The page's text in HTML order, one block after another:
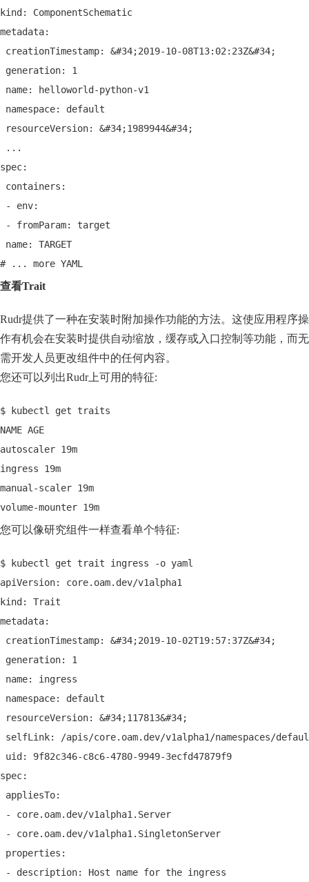
kind: ComponentSchematic
metadata:
creationTimestamp: &#34;2019-10-08T13:02:23Z&#34;
generation: 1
name: helloworld-python-v1
namespace: default
resourceVersion: &#34;1989944&#34;
...
spec:
containers:
- env:
- fromParam: target
name: TARGET
# ... more YAML
查看Trait
Rudr提供了一种在安装时附加操作功能的方法。这使应用程序操
作有机会在安装时提供自动缩放，缓存或入口控制等功能，而无
需开发人员更改组件中的任何内容。
您还可以列出Rudr上可用的特征:
$ kubectl get traits
NAME AGE
autoscaler 19m
ingress 19m
manual-scaler 19m
volume-mounter 19m
您可以像研究组件一样查看单个特征:
$ kubectl get trait ingress -o yaml
apiVersion: core.oam.dev/v1alpha1
kind: Trait
metadata:
creationTimestamp: &#34;2019-10-02T19:57:37Z&#34;
generation: 1
name: ingress
namespace: default
resourceVersion: &#34;117813&#34;
selfLink: /apis/core.oam.dev/v1alpha1/namespaces/
uid: 9f82c346-c8c6-4780-9949-3ecfd47879f9
spec:
appliesTo:
- core.oam.dev/v1alpha1.Server
- core.oam.dev/v1alpha1.SingletonServer
properties:
- description: Host name for the ingress